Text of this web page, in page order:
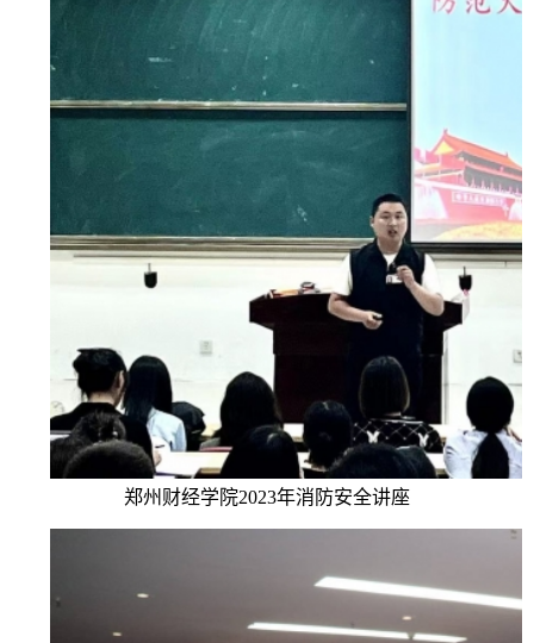
郑州财经学院2023年消防安全讲座